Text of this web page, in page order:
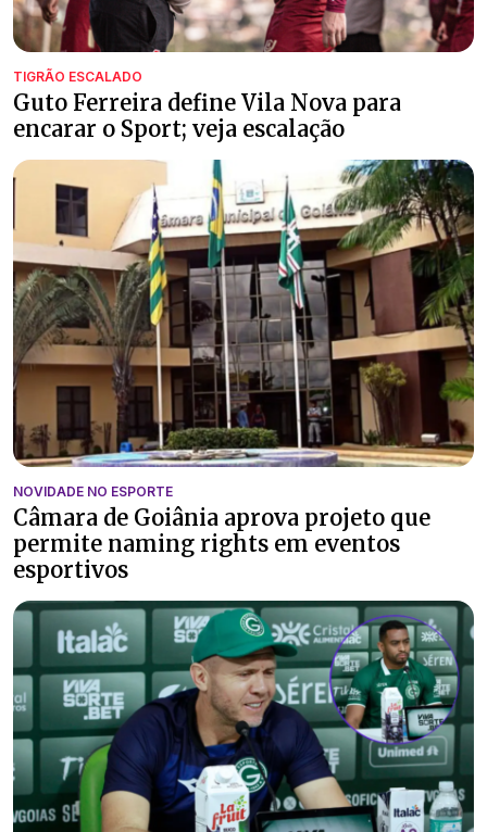
TIGRÃO ESCALADO
Guto Ferreira define Vila Nova para
encarar o Sport; veja escalação
NOVIDADE NO ESPORTE
Câmara de Goiânia aprova projeto que
permite naming rights em eventos
esportivos